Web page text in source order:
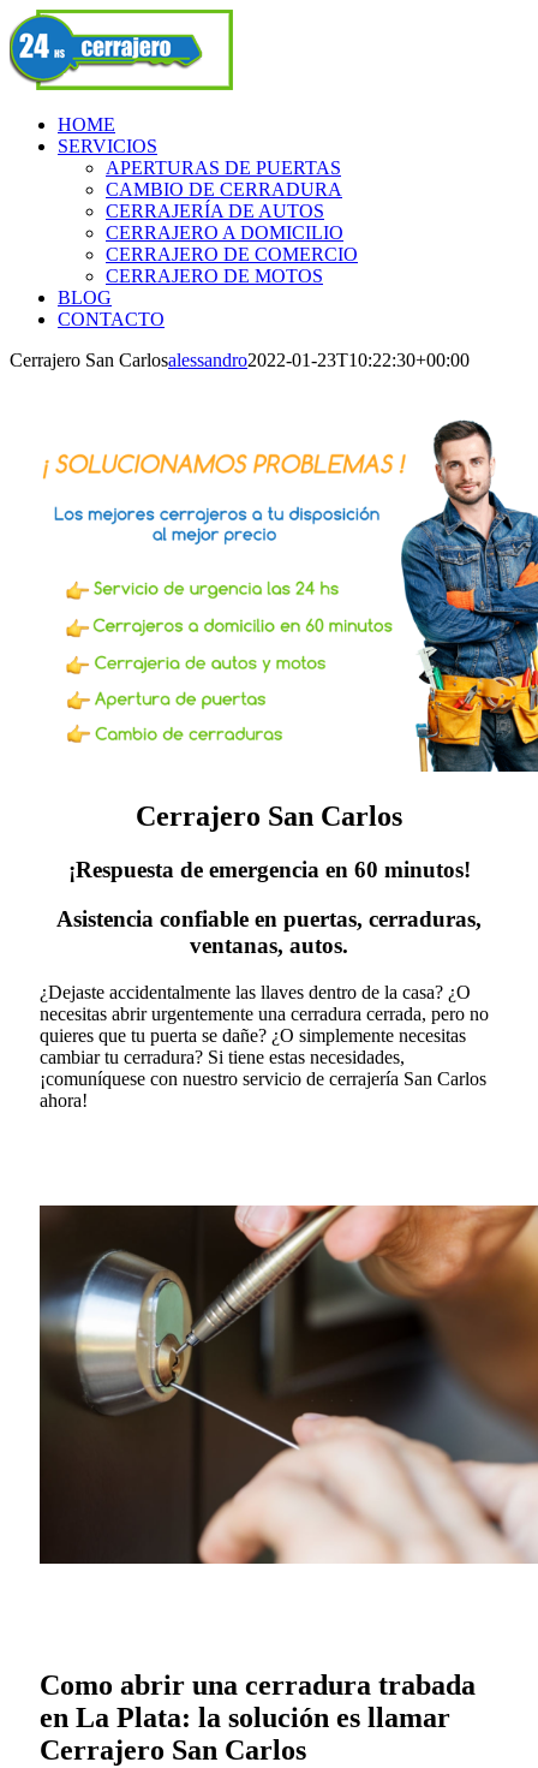
Skip
to
content
Facebook
HOME
SERVICIOS
APERTURAS DE PUERTAS
CAMBIO DE CERRADURA
CERRAJERÍA DE AUTOS
CERRAJERO A DOMICILIO
CERRAJERO DE COMERCIO
CERRAJERO DE MOTOS
BLOG
CONTACTO
Cerrajero San Carlosalessandro2022-01-23T10:22:30+00:00
Cerrajero San Carlos
¡Respuesta de emergencia en 60 minutos!
Asistencia confiable en puertas, cerraduras,
ventanas, autos.
¿Dejaste accidentalmente las llaves dentro de la casa? ¿O
necesitas abrir urgentemente una cerradura cerrada, pero no
quieres que tu puerta se dañe? ¿O simplemente necesitas
cambiar tu cerradura? Si tiene estas necesidades,
¡comuníquese con nuestro servicio de cerrajería San Carlos
ahora!
Como abrir una cerradura trabada
en La Plata: la solución es llamar
Cerrajero San Carlos